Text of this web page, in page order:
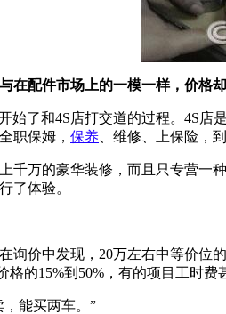
在配件市场上的一模一样，价格
始了和4S店打交道的过程。4S
职保姆， 保养 、维修、上保险，
千万的豪华装修，而且只专营
了体验。
询价中发现，20万左右中等价位
的15%到50%，有的项目工时费
能买两车。”